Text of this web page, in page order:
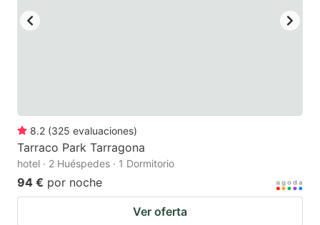
8.2 (325 evaluaciones)
Tarraco Park Tarragona
hotel · 2 Huéspedes · 1 Dormitorio
94 € por noche
Ver oferta